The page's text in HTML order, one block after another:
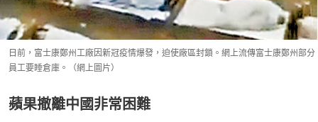
日前，富士康鄭州工廠因新冠疫情爆發，迫使廠區封鎖。網上流傳富士康鄭州部分
員工要睡倉庫。（網上圖片）
蘋果撤離中國非常困難